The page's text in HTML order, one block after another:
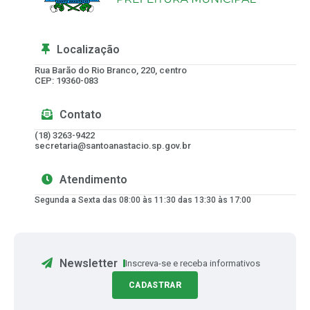
Localização
Rua Barão do Rio Branco, 220, centro
CEP: 19360-083
Contato
(18) 3263-9422
secretaria@santoanastacio.sp.gov.br
Atendimento
Segunda a Sexta das 08:00 às 11:30 das 13:30 às 17:00
Newsletter Inscreva-se e receba informativos
CADASTRAR